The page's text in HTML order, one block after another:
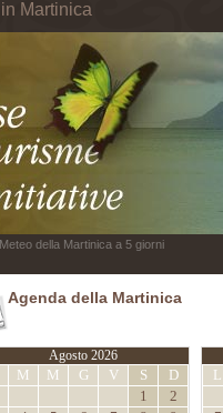
Martinica
della Martinica a 5 giorni
Agenda della Martinica
Agosto 2026
M M G V S
D
1
2
L